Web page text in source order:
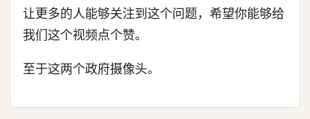
让更多的人能够关注到这个问题，希望你能够给
我们这个视频点个赞。
至于这两个政府摄像头。